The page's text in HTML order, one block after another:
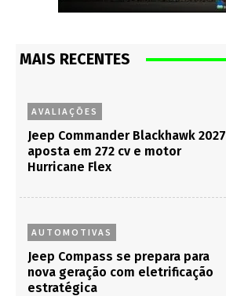
MAIS RECENTES
AVALIAÇÕES
Jeep Commander Blackhawk 2027
aposta em 272 cv e motor
Hurricane Flex
AUTOMOTIVAS
Jeep Compass se prepara para
nova geração com eletrificação
estratégica